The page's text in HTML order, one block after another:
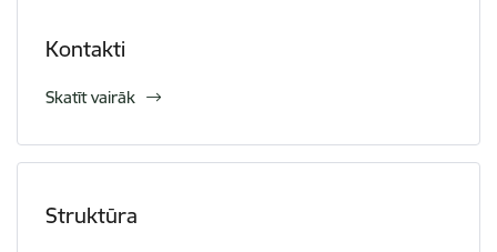
Kontakti
Skatīt vairāk
Struktūra